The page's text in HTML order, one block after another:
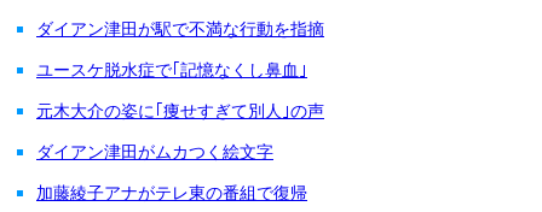
ダイアン津田が駅で不満な行動を指摘
ユースケ脱水症で｢記憶なくし鼻血｣
元木大介の姿に｢痩せすぎて別人｣の声
ダイアン津田がムカつく絵文字
加藤綾子アナがテレ東の番組で復帰